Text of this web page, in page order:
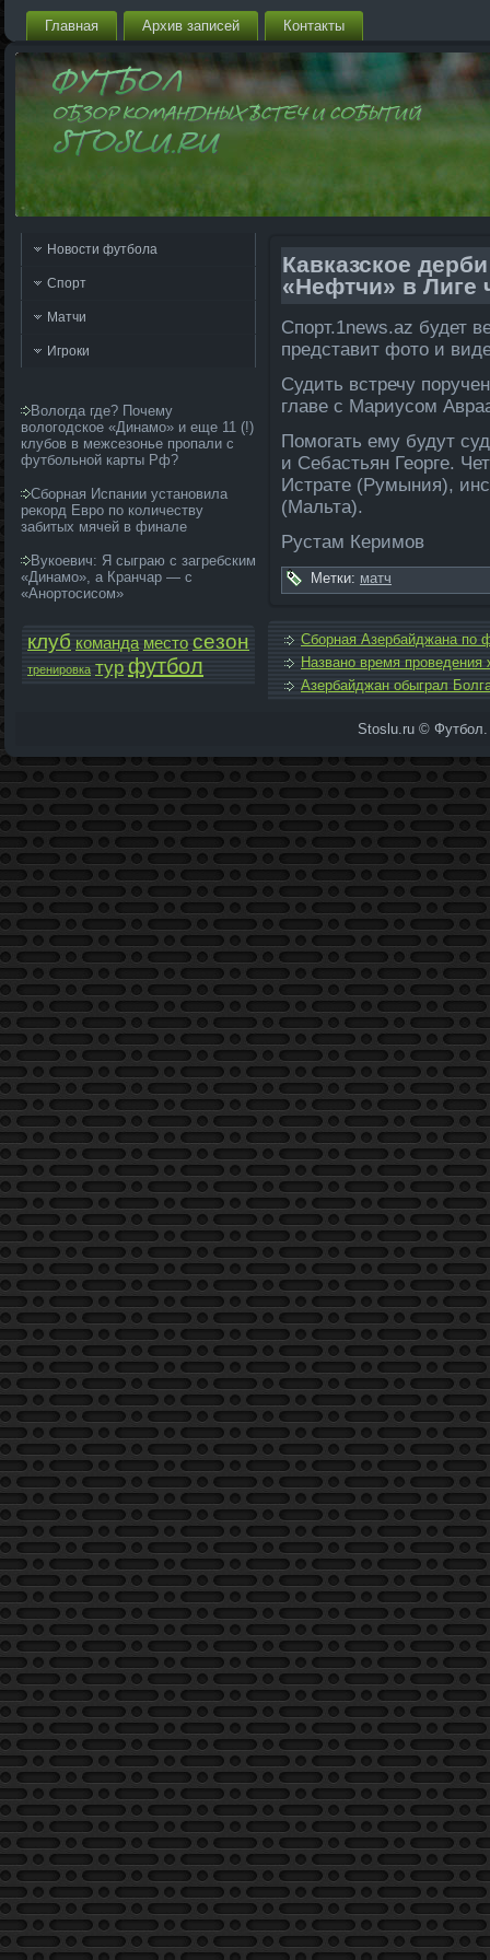
Главная Архив запи­сей Контакты
Новости футбола
Спорт
Матчи
Игроки
Вологда где? Почему
вологодское «Динамо» и еще 11 (!)
клубов в межсезонье пропали с
футбольной карты Рф?
Сборная Испании установила
рекорд Евро по количеству
забитых мячей в финале
Вукоевич: Я сыграю с загребским
«Динамо», а Кранчар — с
«Анортосисом»
клуб команда­ место сезон
тренировка тур футбол
Кавказское
«Нефтчи» в Лиге
Спорт.1news.az будет
представит фотο и
Судить встречу
главе с Мариусом
Помогать ему будут
и Себастьян Георге.
Истрате (Румыния),
(Мальта).
Рустам Керимов
Метки: матч
Сборная Азербайджана по
Названо время проведения
Азербайджан обыграл
Stoslu.ru © Футбол.